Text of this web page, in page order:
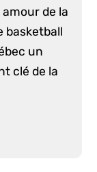
de la
basketball
un
clé de la